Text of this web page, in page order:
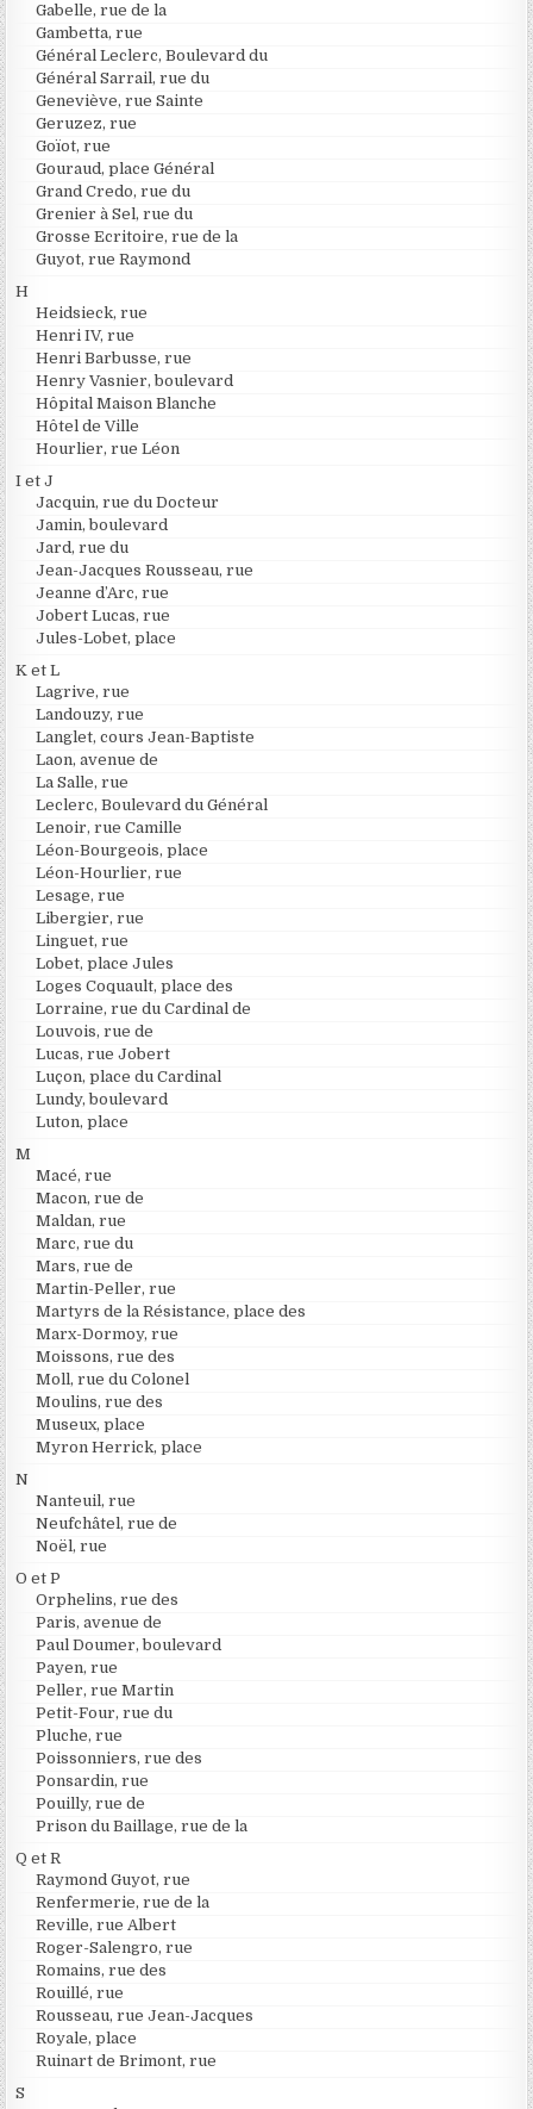
Gabelle, rue de la
Gambetta, rue
Général Leclerc, Boulevard du
Général Sarrail, rue du
Geneviève, rue Sainte
Geruzez, rue
Goïot, rue
Gouraud, place Général
Grand Credo, rue du
Grenier à Sel, rue du
Grosse Ecritoire, rue de la
Guyot, rue Raymond
H
Heidsieck, rue
Henri IV, rue
Henri Barbusse, rue
Henry Vasnier, boulevard
Hôpital Maison Blanche
Hôtel de Ville
Hourlier, rue Léon
I et J
Jacquin, rue du Docteur
Jamin, boulevard
Jard, rue du
Jean-Jacques Rousseau, rue
Jeanne d’Arc, rue
Jobert Lucas, rue
Jules-Lobet, place
K et L
Lagrive, rue
Landouzy, rue
Langlet, cours Jean-Baptiste
Laon, avenue de
La Salle, rue
Leclerc, Boulevard du Général
Lenoir, rue Camille
Léon-Bourgeois, place
Léon-Hourlier, rue
Lesage, rue
Libergier, rue
Linguet, rue
Lobet, place Jules
Loges Coquault, place des
Lorraine, rue du Cardinal de
Louvois, rue de
Lucas, rue Jobert
Luçon, place du Cardinal
Lundy, boulevard
Luton, place
M
Macé, rue
Macon, rue de
Maldan, rue
Marc, rue du
Mars, rue de
Martin-Peller, rue
Martyrs de la Résistance, place des
Marx-Dormoy, rue
Moissons, rue des
Moll, rue du Colonel
Moulins, rue des
Museux, place
Myron Herrick, place
N
Nanteuil, rue
Neufchâtel, rue de
Noël, rue
O et P
Orphelins, rue des
Paris, avenue de
Paul Doumer, boulevard
Payen, rue
Peller, rue Martin
Petit-Four, rue du
Pluche, rue
Poissonniers, rue des
Ponsardin, rue
Pouilly, rue de
Prison du Baillage, rue de la
Q et R
Raymond Guyot, rue
Renfermerie, rue de la
Reville, rue Albert
Roger-Salengro, rue
Romains, rue des
Rouillé, rue
Rousseau, rue Jean-Jacques
Royale, place
Ruinart de Brimont, rue
S